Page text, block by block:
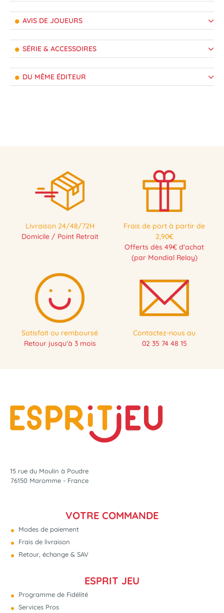
AVIS DE JOUEURS
SÉRIE & ACCESSOIRES
DU MÊME ÉDITEUR
Livraison 24/48/72H
Domicile / Point Retrait
Frais de port à partir de
2,90€
Offerts dès 49€ d'achat
(par Mondial Relay)
Satisfait ou remboursé
Retour jusqu'à 3 mois
Contactez-nous au
02 35 74 48 15
15 rue du Moulin à Poudre
76150 Maromme - France
VOTRE COMMANDE
Modes de paiement
Frais de livraison
Retour, échange & SAV
ESPRIT JEU
Programme de Fidélité
Services Pros